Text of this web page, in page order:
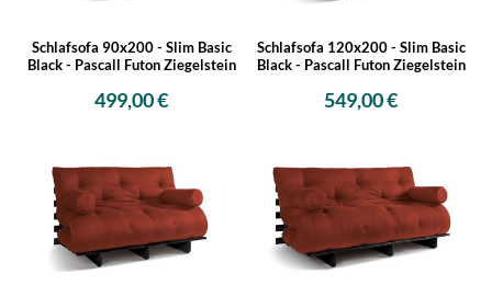
Schlafsofa 90x200 - Slim Basic
Black - Pascall Futon Ziegelstein
499,00 €
Schlafsofa 120x200 - Slim Basic
Black - Pascall Futon Ziegelstein
549,00 €